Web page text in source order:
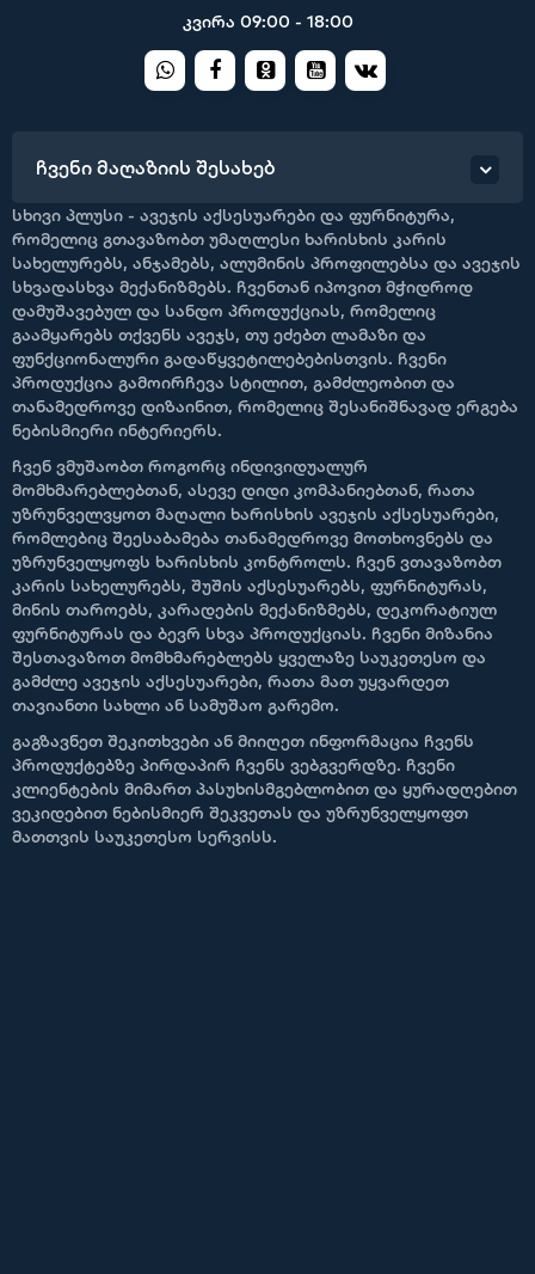
კვირა 09:00 - 18:00
ჩვენი მაღაზიის შესახებ
სხივი პლუსი - ავეჯის აქსესუარები და ფურნიტურა,
რომელიც გთავაზობთ უმაღლესი ხარისხის კარის
სახელურებს, ანჯამებს, ალუმინის პროფილებსა და ავეჯის
სხვადასხვა მექანიზმებს. ჩვენთან იპოვით მჭიდროდ
დამუშავებულ და სანდო პროდუქციას, რომელიც
გაამყარებს თქვენს ავეჯს, თუ ეძებთ ლამაზი და
ფუნქციონალური გადაწყვეტილებებისთვის. ჩვენი
პროდუქცია გამოირჩევა სტილით, გამძლეობით და
თანამედროვე დიზაინით, რომელიც შესანიშნავად ერგება
ნებისმიერი ინტერიერს.
ჩვენ ვმუშაობთ როგორც ინდივიდუალურ
მომხმარებლებთან, ასევე დიდი კომპანიებთან, რათა
უზრუნველვყოთ მაღალი ხარისხის ავეჯის აქსესუარები,
რომლებიც შეესაბამება თანამედროვე მოთხოვნებს და
უზრუნველყოფს ხარისხის კონტროლს. ჩვენ ვთავაზობთ
კარის სახელურებს, შუშის აქსესუარებს, ფურნიტურას,
მინის თაროებს, კარადების მექანიზმებს, დეკორატიულ
ფურნიტურას და ბევრ სხვა პროდუქციას. ჩვენი მიზანია
შესთავაზოთ მომხმარებლებს ყველაზე საუკეთესო და
გამძლე ავეჯის აქსესუარები, რათა მათ უყვარდეთ
თავიანთი სახლი ან სამუშაო გარემო.
გაგზავნეთ შეკითხვები ან მიიღეთ ინფორმაცია ჩვენს
პროდუქტებზე პირდაპირ ჩვენს ვებგვერდზე. ჩვენი
კლიენტების მიმართ პასუხისმგებლობით და ყურადღებით
ვეკიდებით ნებისმიერ შეკვეთას და უზრუნველყოფთ
მათთვის საუკეთესო სერვისს.